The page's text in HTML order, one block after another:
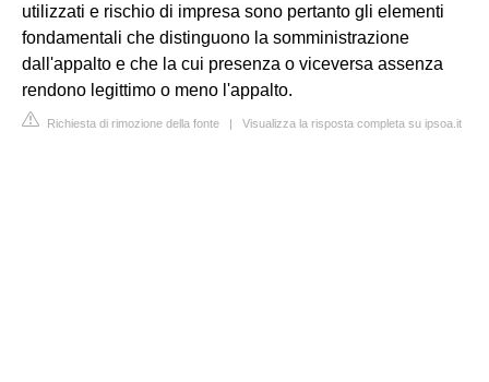
utilizzati e rischio di impresa sono pertanto gli elementi
fondamentali che distinguono la somministrazione
dall'appalto e che la cui presenza o viceversa assenza
rendono legittimo o meno l'appalto.
Richiesta di rimozione della fonte | Visualizza la risposta completa su ipsoa.it